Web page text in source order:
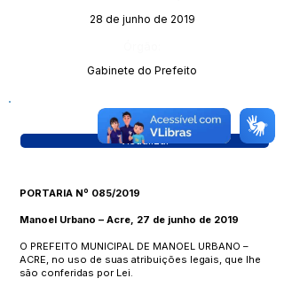
28 de junho de 2019
Gabinete do Prefeito
Visualizar
PORTARIA Nº 085/2019
Manoel Urbano – Acre, 27 de junho de 2019
O PREFEITO MUNICIPAL DE MANOEL URBANO –
ACRE, no uso de suas atribuições legais, que lhe
são conferidas por Lei.